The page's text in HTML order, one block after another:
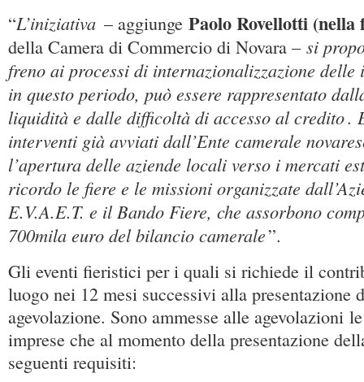
“L’iniziativa – aggiunge Paolo Rovellotti (nella
della Camera di Commercio di Novara – si
freno ai processi di internazionalizzazione delle
in questo periodo, può essere rappresentato
liquidità e dalle difficoltà di accesso al credito.
interventi già avviati dall’Ente camerale
l’apertura delle aziende locali verso i mercati
ricordo le fiere e le missioni organizzate
E.V.A.E.T. e il Bando Fiere, che assorbono
700mila euro del bilancio camerale”.
Gli eventi fieristici per i quali si richiede il
luogo nei 12 mesi successivi alla presentazione
agevolazione. Sono ammesse alle agevolazioni
imprese che al momento della presentazione
seguenti requisiti: